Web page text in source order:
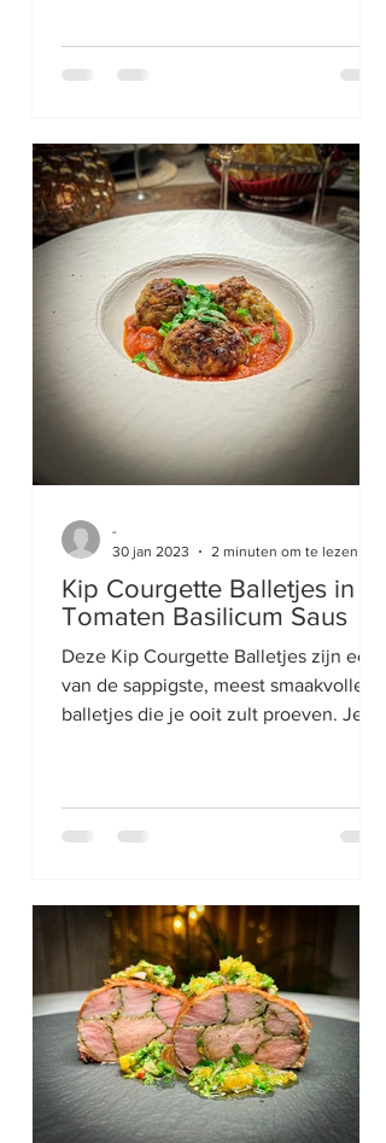
Kip Courgette Balletjes in
Tomaten Basilicum Saus
Deze Kip Courgette Balletjes zijn een
van de sappigste, meest smaakvolle
balletjes die je ooit zult proeven. Je
-
30 jan 2023
2 minuten om te lezen